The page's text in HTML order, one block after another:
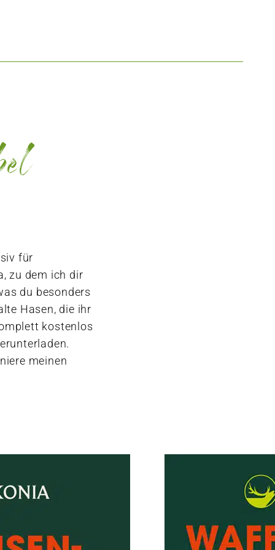
für
zu dem ich dir
du besonders
Hasen, die ihr
kostenlos
meinen